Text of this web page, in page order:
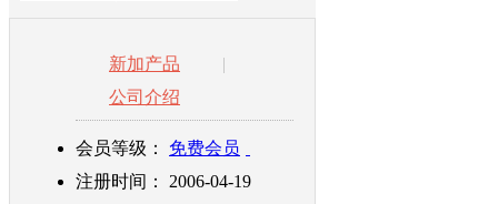
新加产品
公司介绍
会员等级： 免费会员
注册时间： 2006-04-19